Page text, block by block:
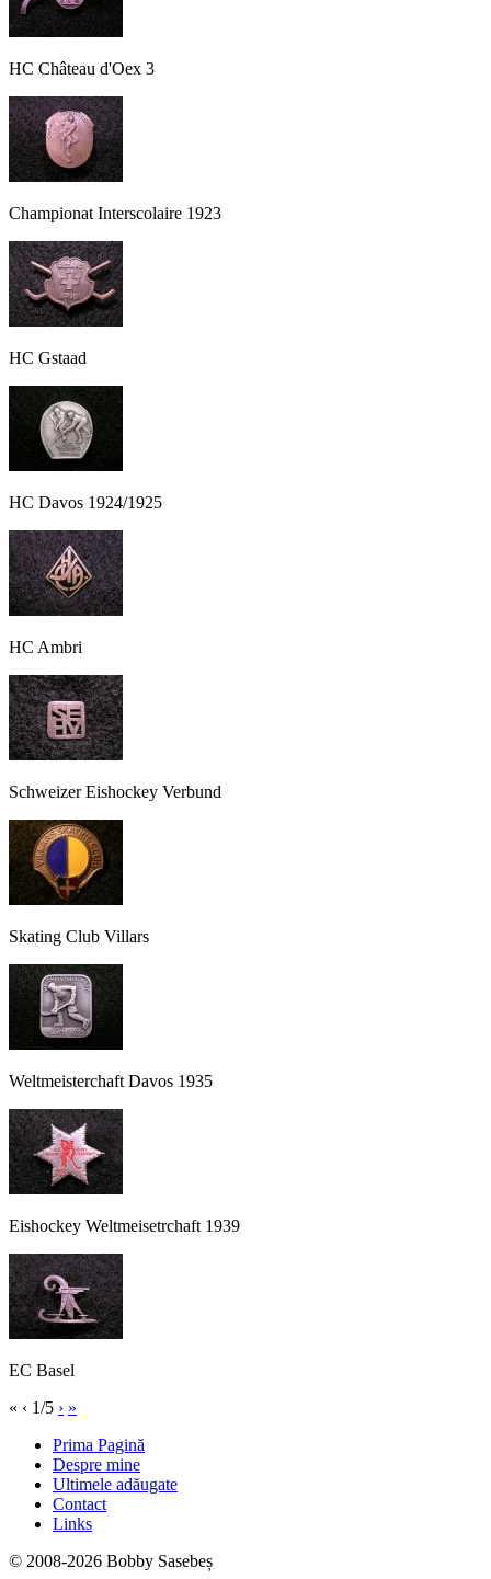
HC Château d'Oex 3
Championat Interscolaire 1923
HC Gstaad
HC Davos 1924/1925
HC Ambri
Schweizer Eishockey Verbund
Skating Club Villars
Weltmeisterchaft Davos 1935
Eishockey Weltmeisetrchaft 1939
EC Basel
« ‹ 1/5 › »
Prima Pagină
Despre mine
Ultimele adăugate
Contact
Links
© 2008-2026 Bobby Sasebeș